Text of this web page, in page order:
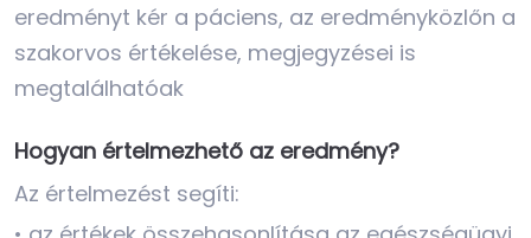
eredményt kér a páciens, az eredményközlőn a
szakorvos értékelése, megjegyzései is
megtalálhatóak
Hogyan értelmezhető az eredmény?
Az értelmezést segíti: